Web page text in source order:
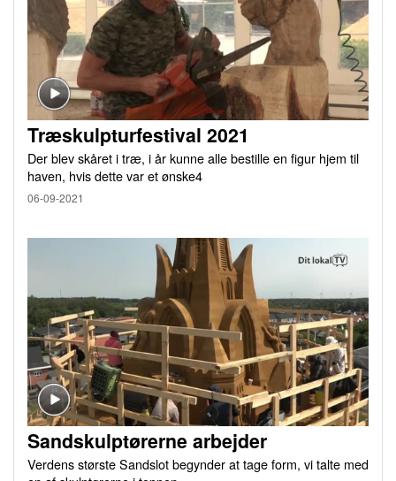
Træskulpturfestival 2021
Der blev skåret i træ, i år kunne alle bestille en figur hjem til
haven, hvis dette var et ønske4
06-09-2021
Sandskulptørerne arbejder
Verdens største Sandslot begynder at tage form, vi talte med